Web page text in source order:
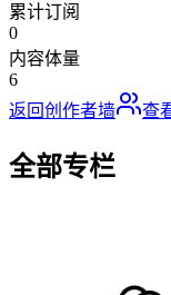
累计订阅
0
内容体量
6
返回创作者墙
查
全部专栏